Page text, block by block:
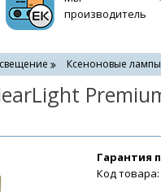
производитель
Ксеноновые лампы
Гарантия
Код товара: